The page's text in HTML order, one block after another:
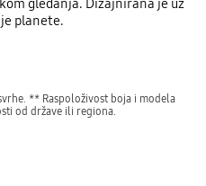
gledanja. Dizajnirana je uz
planete.
** Raspoloživost boja i modela
od države ili regiona.